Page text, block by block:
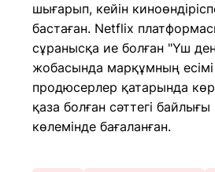
шығарып, кейін
бастаған. Netflix
сұранысқа ие болған "Үш
жобасында марқұмның
продюсерлер қатарында
қаза болған сәттегі
көлемінде бағаланған.